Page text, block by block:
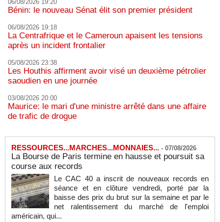
06/08/2026 19:20
Bénin: le nouveau Sénat élit son premier président
06/08/2026 19:18
La Centrafrique et le Cameroun apaisent les tensions
après un incident frontalier
05/08/2026 23:38
Les Houthis affirment avoir visé un deuxième pétrolier
saoudien en une journée
03/08/2026 20:00
Maurice: le mari d'une ministre arrêté dans une affaire
de trafic de drogue
RESSOURCES...MARCHES...MONNAIES... - 07/08/2026
La Bourse de Paris termine en hausse et poursuit sa
course aux records
Le CAC 40 a inscrit de nouveaux records en
séance et en clôture vendredi, porté par la
baisse des prix du brut sur la semaine et par le
net ralentissement du marché de l'emploi
américain, qui...